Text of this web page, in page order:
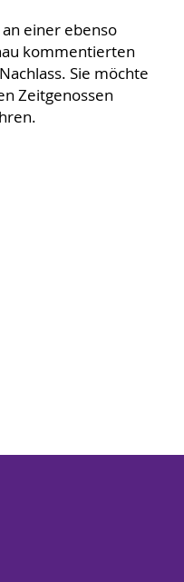
einer ebenso
kommentierten
Sie möchte
Zeitgenossen